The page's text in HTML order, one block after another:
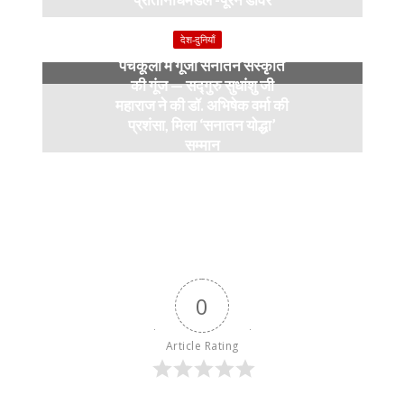
9 months ago
देश-दुनियाँ
पंचकूला में गूंजी सनातन संस्कृति
की गूंज — सद्गुरु सुधांशु जी
महाराज ने की डॉ. अभिषेक वर्मा की
प्रशंसा, मिला ‘सनातन योद्धा’
सम्मान
0
Article Rating